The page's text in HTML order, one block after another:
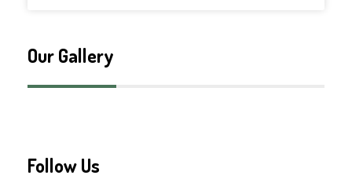
Our Gallery
Follow Us